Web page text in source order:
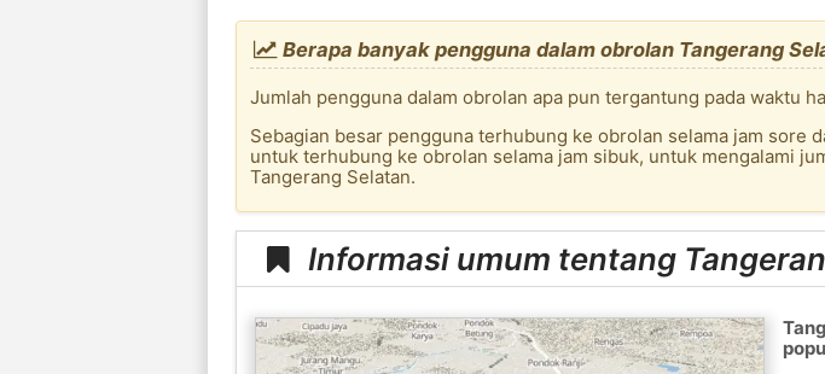
Berapa banyak pengguna dalam obrolan Tangerang
Jumlah pengguna dalam obrolan apa pun tergantung pada waktu
Sebagian besar pengguna terhubung ke obrolan selama jam sore
untuk terhubung ke obrolan selama jam sibuk, untuk mengalami
Tangerang Selatan.
Informasi umum tentang